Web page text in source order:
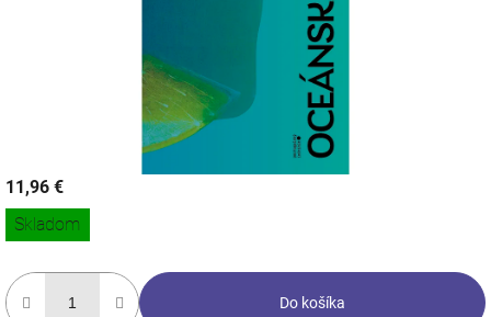
11,96 €
Jednotková
cena:
Skladom
Do košíka